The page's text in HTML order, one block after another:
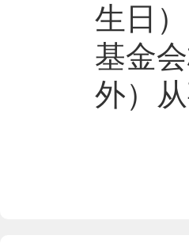
生日
基金
外）